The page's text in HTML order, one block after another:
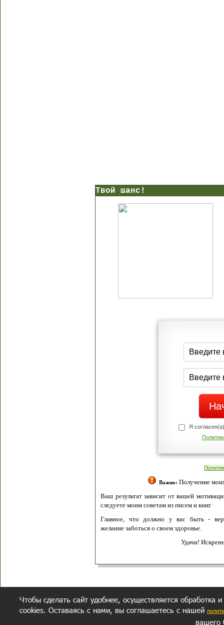
Твой шанс!
Я
Важно: Получение
Ваш результат зависит от вашей
следуете моим советам из писем и книг.
Главное, что должно у вас быть -
желание заботься о своем здоровье.
Удачи!
Чтобы сделать сайт удобнее, осуществляется обработка
cookies. Оставаясь с нами, вы соглашаетесь с нашей
вашего